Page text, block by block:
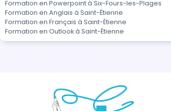
Formation en Powerpoint à Six-Fours-les-Plages
Formation en Anglais à Saint-Étienne
Formation en Français à Saint-Étienne
Formation en Outlook à Saint-Étienne